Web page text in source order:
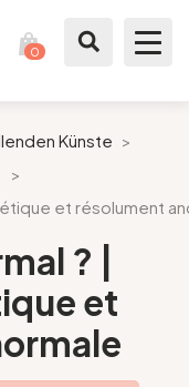
0
Künste >
>
et résolument
? |
et